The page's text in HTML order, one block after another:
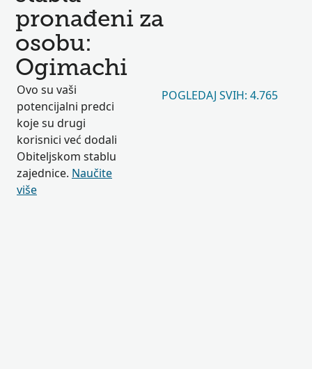
pronađeni za
osobu:
Ogimachi
Ovo su vaši
potencijalni predci
koje su drugi
korisnici već dodali
Obiteljskom stablu
zajednice. Naučite
više
POGLEDAJ SVIH: 4.765